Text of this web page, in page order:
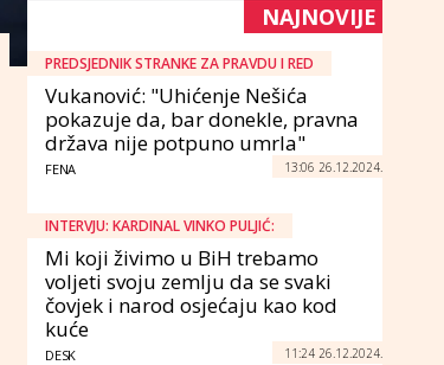
NAJNOVIJE
PREDSJEDNIK STRANKE ZA PRAVDU I RED
Vukanović: "Uhićenje Nešića
pokazuje da, bar donekle, pravna
država nije potpuno umrla"
FENA 13:06 26.12.2024.
INTERVJU: KARDINAL VINKO PULJIĆ:
Mi koji živimo u BiH trebamo
voljeti svoju zemlju da se svaki
čovjek i narod osjećaju kao kod
kuće
DESK 11:24 26.12.2024.